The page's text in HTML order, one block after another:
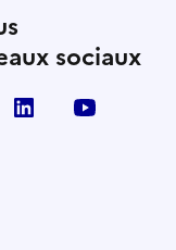
sociaux
Twitter)
linkedin